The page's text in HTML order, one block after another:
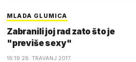
MLADA GLUMICA
Zabranili joj rad zato što je
"previše sexy"
16:19 28. TRAVANJ 2017.